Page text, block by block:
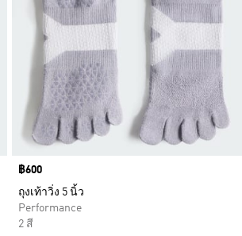
Price
฿600
ถุงเท้าวิ่ง 5 นิ้ว
Performance
2 สี